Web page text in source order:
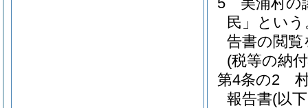
民」という
告書の閲
(税等の納
第4条の2
報告書(以